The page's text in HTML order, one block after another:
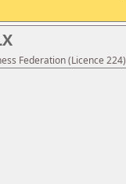
Federation (Licence 224)